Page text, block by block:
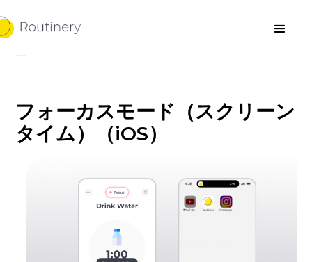
フォーカスモード（スクリーン
タイム）（iOS）